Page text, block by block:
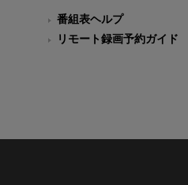
番組表ヘルプ
リモート録画予約ガイド